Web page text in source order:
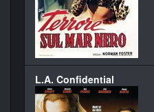
L.A. Confidential